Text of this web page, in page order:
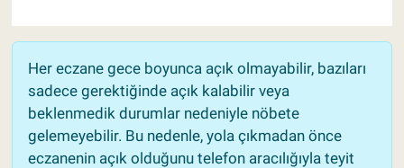
Her eczane gece boyunca açık olmayabilir, bazıları
sadece gerektiğinde açık kalabilir veya
beklenmedik durumlar nedeniyle nöbete
gelemeyebilir. Bu nedenle, yola çıkmadan önce
eczanenin açık olduğunu telefon aracılığıyla teyit